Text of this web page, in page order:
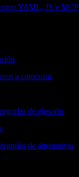
YAML, JS y MCP
a comenzar
de glosario
de alternativas